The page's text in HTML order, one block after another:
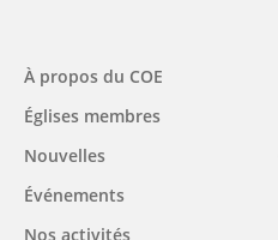
Main
navigation
À propos du COE
Églises membres
Nouvelles
Événements
Nos activités